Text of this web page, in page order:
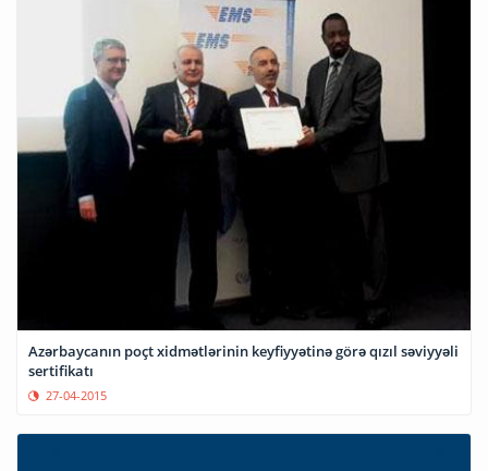
Azərbaycanın poçt xidmətlərinin keyfiyyətinə görə qızıl səviyyəli
sertifikatı
27-04-2015